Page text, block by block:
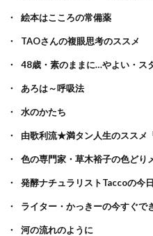
絵本はこころの常備薬
TAOさんの複眼思考のススメ
48歳・素のままに…やよい・ス
あろは～呼吸法
水のかたち
由歌利流★満タン人生のススメ
色の専門家・草木裕子の色どり
発酵ナチュラリストTaccoの今
ライター・かっきーの今すぐで
河の流れのように